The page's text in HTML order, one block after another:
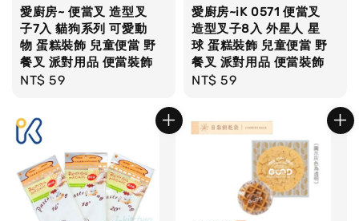
愛廚房~ 便當叉 造型叉
子7入 貓狗系列 可愛動
物 蛋糕裝飾 兒童便當 野
餐叉 派對用品 便當裝飾
Regular
NT$ 59
愛廚房~iK 0571 便當叉
造型叉子8入 外星人 星
球 蛋糕裝飾 兒童便當 野
餐叉 派對用品 便當裝飾
Regular
NT$ 59